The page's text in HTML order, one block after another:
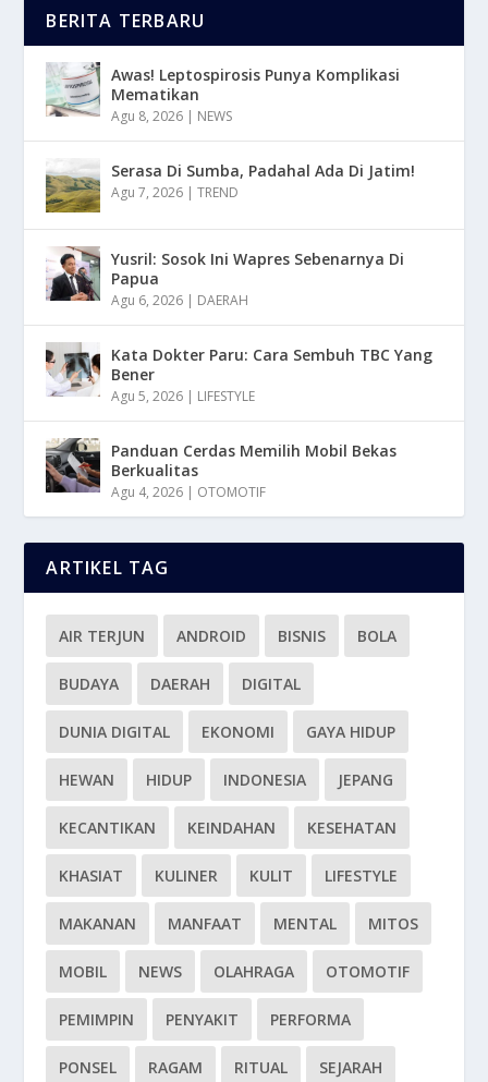
BERITA TERBARU
Awas! Leptospirosis Punya Komplikasi
Mematikan
Agu 8, 2026 | NEWS
Serasa Di Sumba, Padahal Ada Di Jatim!
Agu 7, 2026 |TREND
Yusril: Sosok Ini Wapres Sebenarnya Di
Papua
Agu 6, 2026 | DAERAH
Kata Dokter Paru: Cara Sembuh TBC Yang
Bener
Agu 5, 2026 | LIFESTYLE
Panduan Cerdas Memilih Mobil Bekas
Berkualitas
Agu 4, 2026 | OTOMOTIF
ARTIKEL TAG
AIR TERJUN ANDROID BISNIS BOLA
BUDAYA DAERAH DIGITAL
DUNIA DIGITAL EKONOMI GAYA HIDUP
HEWAN HIDUP INDONESIA JEPANG
KECANTIKAN KEINDAHAN KESEHATAN
KHASIAT KULINER KULIT LIFESTYLE
MAKANAN MANFAAT MENTAL MITOS
MOBIL NEWS OLAHRAGA OTOMOTIF
PEMIMPIN PENYAKIT PERFORMA
PONSEL RAGAM RITUAL SEJARAH